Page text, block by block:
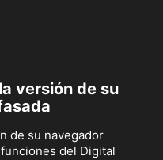
versión de su
de su navegador
del Digital